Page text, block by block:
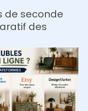
de seconde
des